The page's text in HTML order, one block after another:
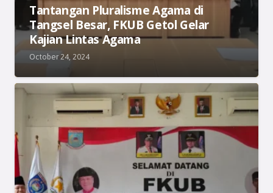
Tantangan Pluralisme Agama di
Tangsel Besar, FKUB Getol Gelar
Kajian Lintas Agama
October 24, 2024